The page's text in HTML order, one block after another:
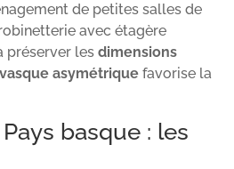
de petites salles de
avec étagère
préserver lesdimensions
asymétrique favorise la
basque : les